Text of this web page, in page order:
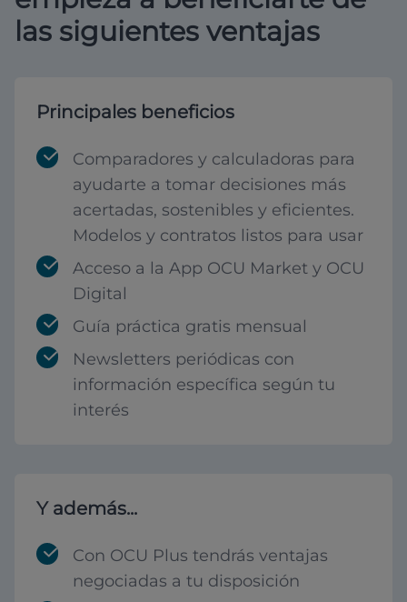
las siguientes ventajas
Principales beneficios
Comparadores y calculadoras para
ayudarte a tomar decisiones más
acertadas, sostenibles y eficientes.
Modelos y contratos listos para usar
Acceso a la App OCU Market y OCU
Digital
Guía práctica gratis mensual
Newsletters periódicas con
información específica según tu
interés
Y además...
Con OCU Plus tendrás ventajas
negociadas a tu disposición